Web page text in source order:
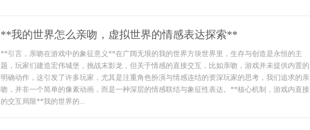
**我的世界怎么亲吻，虚拟世界的情感表达探索**
**引言，亲吻在游戏中的象征意义**在广阔无垠的我的世界方块世界里，生存与创造是永恒的主
题，玩家们建造宏伟城堡，挑战末影龙，但关于情感的直接交互，比如亲吻，游戏并未提供内置的
明确动作，这引发了许多玩家，尤其是注重角色扮演与情感连结的资深玩家的思考，我们追求的亲
吻，并非一个简单的像素动画，而是一种深层的情感联结与象征性表达。**核心机制，游戏内直接
的交互局限**我的世界的...